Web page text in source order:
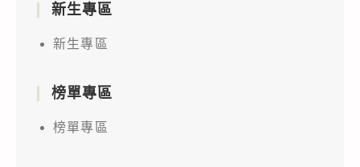
新生專區
新生專區
榜單專區
榜單專區